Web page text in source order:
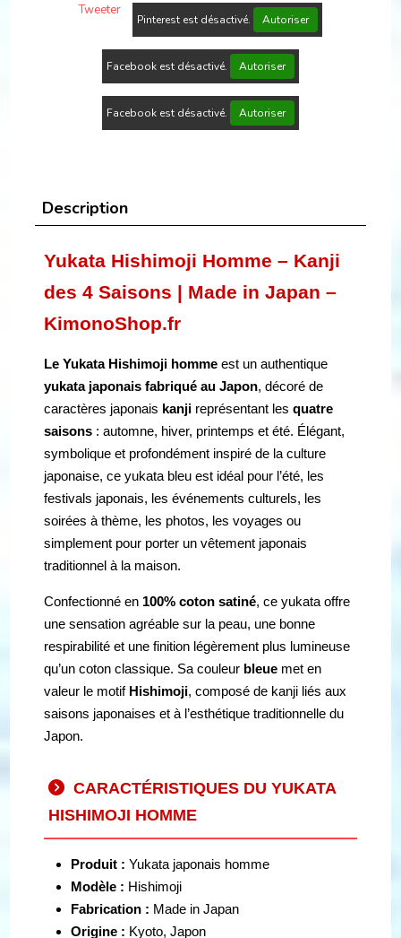
Tweeter
Pinterest est désactivé. Autoriser
Facebook est désactivé. Autoriser
Facebook est désactivé. Autoriser
Description
Yukata Hishimoji Homme – Kanji
des 4 Saisons | Made in Japan –
KimonoShop.fr
Le Yukata Hishimoji homme est un authentique
yukata japonais fabriqué au Japon, décoré de
caractères japonais kanji représentant lesquatre
saisons : automne, hiver, printemps et été. Élégant,
symbolique et profondément inspiré de la culture
japonaise, ce yukata bleu est idéal pour l’été, les
festivals japonais, les événements culturels, les
soirées à thème, les photos, les voyages ou
simplement pour porter un vêtement japonais
traditionnel à la maison.
Confectionné en 100% coton satiné, ce yukata offre
une sensation agréable sur la peau, une bonne
respirabilité et une finition légèrement plus lumineuse
qu’un coton classique. Sa couleur bleue met en
valeur le motif Hishimoji, composé de kanji liés aux
saisons japonaises et à l’esthétique traditionnelle du
Japon.
CARACTÉRISTIQUES DU YUKATA
HISHIMOJI HOMME
Produit : Yukata japonais homme
Modèle : Hishimoji
Fabrication : Made in Japan
Origine : Kyoto, Japon